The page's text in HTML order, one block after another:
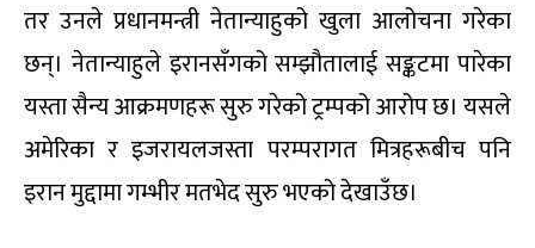
तर उनले प्रधानमन्त्री नेतान्याहुको खुला आलोचना गरेका
छन्। नेतान्याहुले इरानसँगको सम्झौतालाई सङ्कटमा पारेका
यस्ता सैन्य आक्रमणहरू सुरु गरेको ट्रम्पको आरोप छ। यसले
अमेरिका र इजरायलजस्ता परम्परागत मित्रहरूबीच पनि
इरान मुद्दामा गम्भीर मतभेद सुरु भएको देखाउँछ।